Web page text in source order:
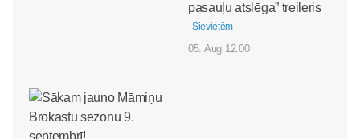
pasauļu atslēga” treileris
Sievietēm
05. Aug 12:00